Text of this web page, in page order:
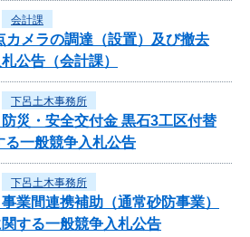
会計課
カメラの調達（設置）及び撤去
公告（会計課）
下呂土木事務所
災・安全交付金 黒石3工区付替
る一般競争入札公告
下呂土木事務所
業間連携補助（通常砂防事業）
する一般競争入札公告